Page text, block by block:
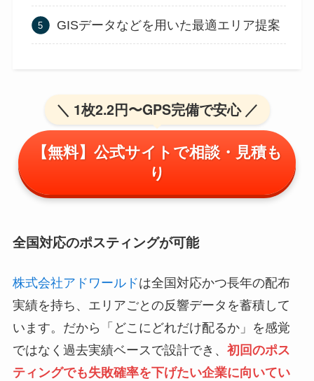
GISデータなどを用いた最適エリア提案
＼ 1枚2.2円〜GPS完備で安心 ／
【無料】公式サイトで相談・見積も
り
全国対応のポスティングが可能
株式会社アドワールドは全国対応かつ長年の配布
実績を持ち、エリアごとの反響データを蓄積して
います。だから「どこにどれだけ配るか」を感覚
ではなく過去実績ベースで設計でき、 初回のポス
ティングでも失敗確率を下げたい企業に向いてい